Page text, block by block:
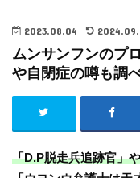
2023.08.04
ムンサンフンのプ
や自閉症の噂も調
「D.P脱走兵追跡官」や